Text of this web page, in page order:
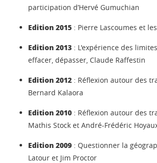
participation d’Hervé Gumuchian
Edition 2015 : Pierre Lascoumes et
Edition 2013 : L'expérience des
effacer, dépasser, Claude Raffestin
Edition 2012 : Réflexion autour des
Bernard Kalaora
Edition 2010 : Réflexion autour des
Mathis Stock et André-Frédéric
Edition 2009 : Questionner la
Latour et Jim Proctor